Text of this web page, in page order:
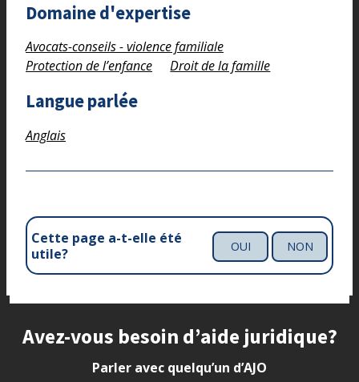
Domaine d'expertise
Avocats-conseils - violence familiale
Protection de l’enfance
Droit de la famille
Langue parlée
Anglais
Cette page a-t-elle été
utile?
OUI NON
Site footer
Avez-vous besoin d’aide juridique?
Parler avec quelqu’un d’AJO